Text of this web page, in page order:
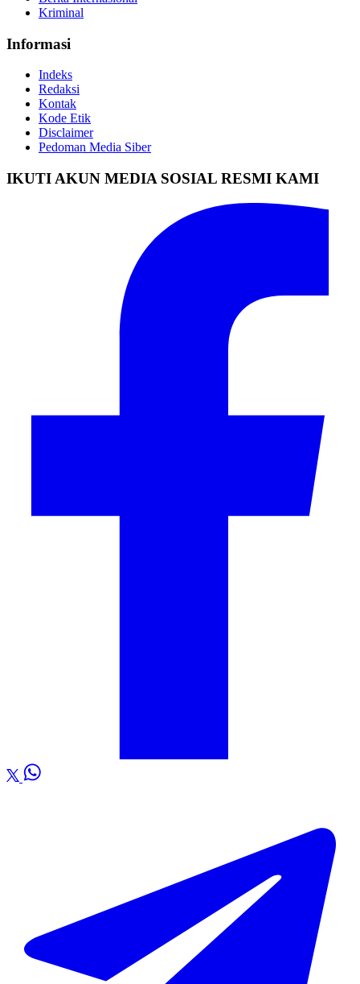
Kriminal
Informasi
Indeks
Redaksi
Kontak
Kode Etik
Disclaimer
Pedoman Media Siber
IKUTI AKUN MEDIA SOSIAL RESMI KAMI